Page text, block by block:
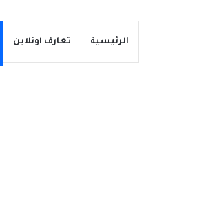
الرئيسية تعارف اونلاين